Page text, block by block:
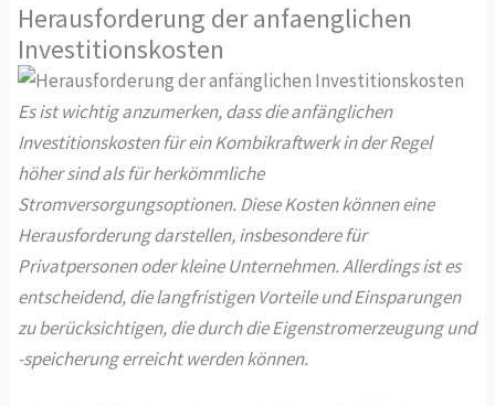
Herausforderung der anfaenglichen
Investitionskosten
Es ist wichtig anzumerken, dass die anfänglichen
Investitionskosten für ein Kombikraftwerk in der Regel
höher sind als für herkömmliche
Stromversorgungsoptionen. Diese Kosten können eine
Herausforderung darstellen, insbesondere für
Privatpersonen oder kleine Unternehmen. Allerdings ist es
entscheidend, die langfristigen Vorteile und Einsparungen
zu berücksichtigen, die durch die Eigenstromerzeugung und
-speicherung erreicht werden können.